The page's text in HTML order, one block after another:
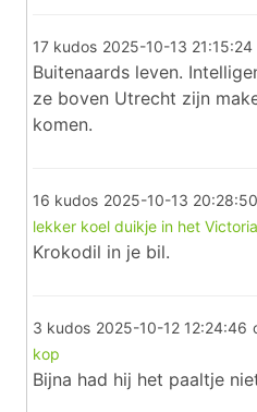
17 kudos 2025-10-13 21:15:24
Buitenaards leven.
ze boven Utrecht zijn
komen.
16 kudos 2025-10-13 20:28:50
lekker koel duikje in het
Krokodil in je bil.
3 kudos 2025-10-12 12:24:46
kop
Bijna had hij het paaltje